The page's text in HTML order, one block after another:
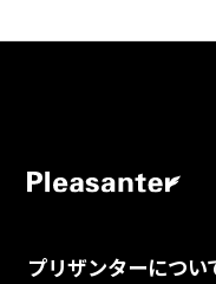
プリザンターについ